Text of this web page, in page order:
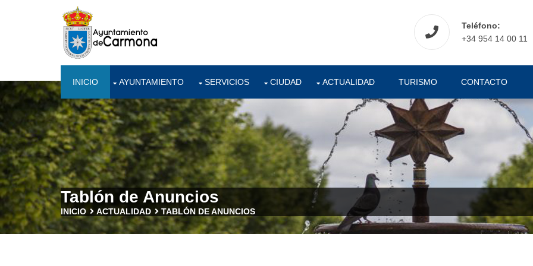
Teléfono:
+34 954 14 00 11
INICIO AYUNTAMIENTO SERVICIOS CIUDAD ACTUALIDAD TURISMO CONTACTO
Tablón de Anuncios
INICIO ACTUALIDAD TABLÓN DE ANUNCIOS